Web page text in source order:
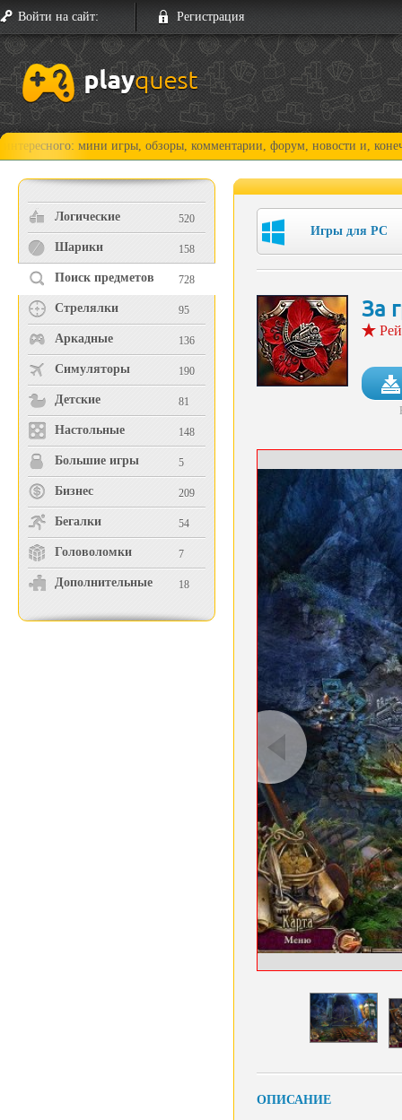
Войти на сайт: Регистрация
мини игры, обзоры, комментарии, форум, новости и, конечно,
Логические 520
Шарики 158
Поиск предметов 728
Стрелялки 95
Аркадные 136
Симуляторы 190
Детские 81
Настольные 148
Большие игры 5
Бизнес 209
Бегалки 54
Головоломки 7
Дополнительные 18
Игры для PC
За
ОПИСАНИЕ